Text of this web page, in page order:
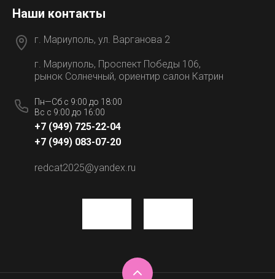
Наши контакты
г. Мариуполь, ул. Варганова 2
г. Мариуполь, Проспект Победы 106,
рынок Солнечный, ориентир салон Катрин
Пн—Сб с 9:00 до 18:00
Вс с 9:00 до 16:00
+7 (949) 725-22-04
+7 (949) 083-07-20
redcat2025@yandex.ru